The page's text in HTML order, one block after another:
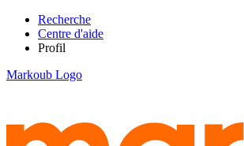
Recherche
Centre d'aide
Profil
Markoub Logo